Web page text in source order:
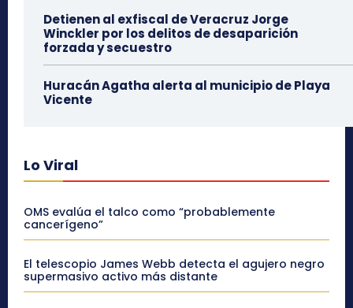
Detienen al exfiscal de Veracruz Jorge
Winckler por los delitos de desaparición
forzada y secuestro
Huracán Agatha alerta al municipio de Playa
Vicente
Lo Viral
OMS evalúa el talco como “probablemente
cancerígeno”
El telescopio James Webb detecta el agujero negro
supermasivo activo más distante